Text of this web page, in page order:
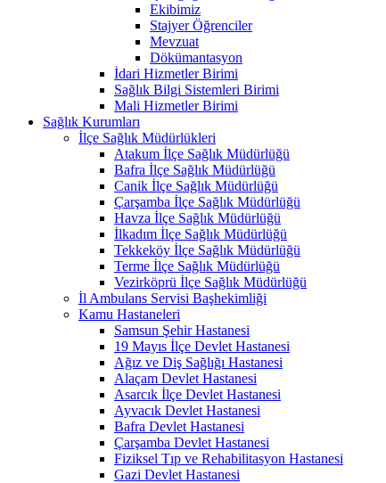
Ekibimiz
Stajyer Öğrenciler
Mevzuat
Dökümantasyon
İdari Hizmetler Birimi
Sağlık Bilgi Sistemleri Birimi
Mali Hizmetler Birimi
Sağlık Kurumları
İlçe Sağlık Müdürlükleri
Atakum İlçe Sağlık Müdürlüğü
Bafra İlçe Sağlık Müdürlüğü
Canik İlçe Sağlık Müdürlüğü
Çarşamba İlçe Sağlık Müdürlüğü
Havza İlçe Sağlık Müdürlüğü
İlkadım İlçe Sağlık Müdürlüğü
Tekkeköy İlçe Sağlık Müdürlüğü
Terme İlçe Sağlık Müdürlüğü
Vezirköprü İlçe Sağlık Müdürlüğü
İl Ambulans Servisi Başhekimliği
Kamu Hastaneleri
Samsun Şehir Hastanesi
19 Mayıs İlçe Devlet Hastanesi
Ağız ve Diş Sağlığı Hastanesi
Alaçam Devlet Hastanesi
Asarcık İlçe Devlet Hastanesi
Ayvacık Devlet Hastanesi
Bafra Devlet Hastanesi
Çarşamba Devlet Hastanesi
Fiziksel Tıp ve Rehabilitasyon Hastanesi
Gazi Devlet Hastanesi